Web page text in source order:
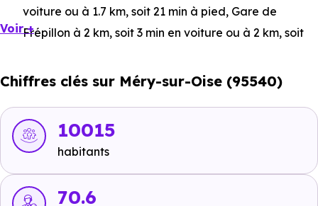
voiture ou à 1.7 km, soit 21 min à pied, Gare de
Frépillon à 2 km, soit 3 min en voiture ou à 2 km, soit
min en voiture ou à 377 m, soit 5 min à pied.
en voiture ou à 151 m, soit 2 min à pied
à 525 m, soit 1 min en voiture ou à 590 m, soit 7 min à
Tramway : Ligne 8 : Épinay-Orgemont
Voir +
Chiffres clés sur Méry-sur-Oise (95540)
10015
habitants
70.6